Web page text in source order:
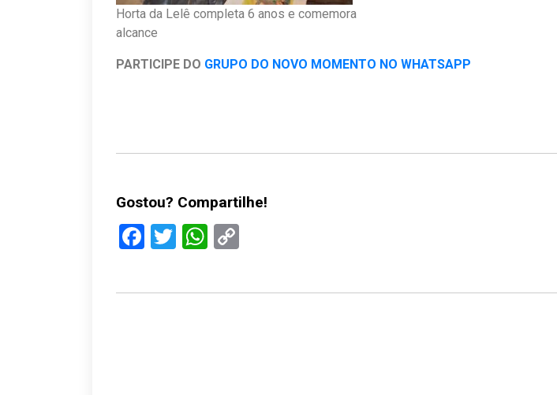
Horta da Lelê completa 6 anos e comemora
alcance
PARTICIPE DO GRUPO DO NOVO MOMENTO NO WHATSAPP
Gostou? Compartilhe!
Facebook
TwitterWhatsApp